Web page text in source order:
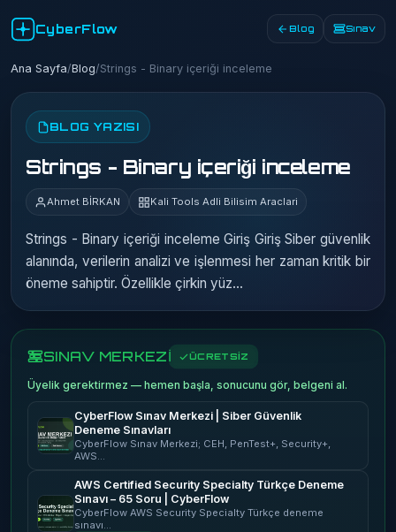
CyberFlow Blog Sınav
Ana Sayfa/Blog/Strings - Binary içeriği inceleme
BLOG YAZISI
Strings - Binary içeriği inceleme
Ahmet BİRKAN Kali Tools Adli Bilisim Araclari
Strings - Binary içeriği inceleme Giriş Giriş Siber güvenlik
alanında, verilerin analizi ve işlenmesi her zaman kritik bir
öneme sahiptir. Özellikle çirkin yüz…
SINAV MERKEZİ ÜCRETSİZ
Üyelik gerektirmez — hemen başla, sonucunu gör, belgeni al.
CyberFlow Sınav Merkezi | Siber Güvenlik
Deneme Sınavları
CyberFlow Sınav Merkezi; CEH, PenTest+, Security+,
AWS…
AWS Certified Security Specialty Türkçe Deneme
Sınavı – 65 Soru | CyberFlow
CyberFlow AWS Security Specialty Türkçe deneme
sınavı…